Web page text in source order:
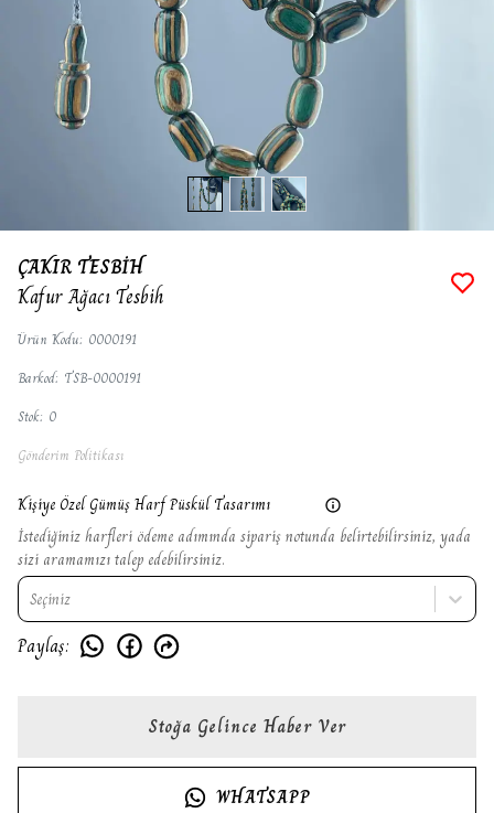
ÇAKIR TESBİH
Kafur Ağacı Tesbih
Ürün Kodu: 0000191
Barkod: TSB-0000191
Stok: 0
Gönderim Politikası
Kişiye Özel Gümüş Harf Püskül Tasarımı
İstediğiniz harfleri ödeme adımında sipariş notunda belirtebilirsiniz, yada
sizi aramamızı talep edebilirsiniz.
Seçiniz
Paylaş:
Stoğa Gelince Haber Ver
WHATSAPP